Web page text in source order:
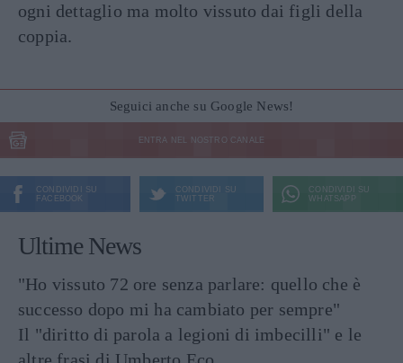
ogni dettaglio ma molto vissuto dai figli della
coppia.
Seguici anche su Google News!
ENTRA NEL NOSTRO CANALE
CONDIVIDI SU
FACEBOOK
CONDIVIDI SU
TWITTER
CONDIVIDI SU
WHATSAPP
Ultime News
"Ho vissuto 72 ore senza parlare: quello che è
successo dopo mi ha cambiato per sempre"
Il "diritto di parola a legioni di imbecilli" e le